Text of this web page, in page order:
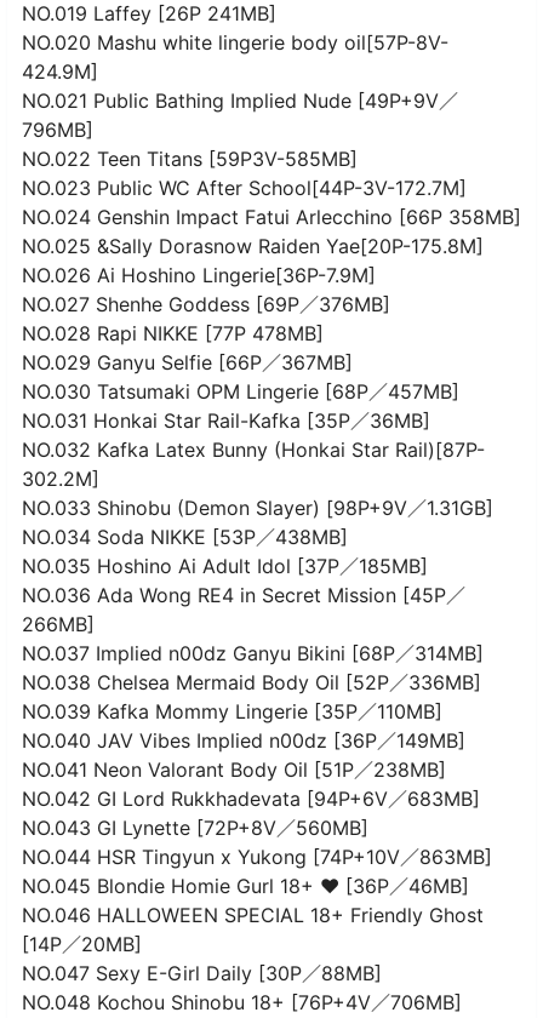
NO.019 Laffey [26P 241MB]
NO.020 Mashu white lingerie body oil[57P-8V-
424.9M]
NO.021 Public Bathing Implied Nude [49P+9V／
796MB]
NO.022 Teen Titans [59P3V-585MB]
NO.023 Public WC After School[44P-3V-172.7M]
NO.024 Genshin Impact Fatui Arlecchino [66P 358MB]
NO.025 &Sally Dorasnow Raiden Yae[20P-175.8M]
NO.026 Ai Hoshino Lingerie[36P-7.9M]
NO.027 Shenhe Goddess [69P／376MB]
NO.028 Rapi NIKKE [77P 478MB]
NO.029 Ganyu Selfie [66P／367MB]
NO.030 Tatsumaki OPM Lingerie [68P／457MB]
NO.031 Honkai Star Rail-Kafka [35P／36MB]
NO.032 Kafka Latex Bunny (Honkai Star Rail)[87P-
302.2M]
NO.033 Shinobu (Demon Slayer) [98P+9V／1.31GB]
NO.034 Soda NIKKE [53P／438MB]
NO.035 Hoshino Ai Adult Idol [37P／185MB]
NO.036 Ada Wong RE4 in Secret Mission [45P／
266MB]
NO.037 Implied n00dz Ganyu Bikini [68P／314MB]
NO.038 Chelsea Mermaid Body Oil [52P／336MB]
NO.039 Kafka Mommy Lingerie [35P／110MB]
NO.040 JAV Vibes Implied n00dz [36P／149MB]
NO.041 Neon Valorant Body Oil [51P／238MB]
NO.042 GI Lord Rukkhadevata [94P+6V／683MB]
NO.043 GI Lynette [72P+8V／560MB]
NO.044 HSR Tingyun x Yukong [74P+10V／863MB]
NO.045 Blondie Homie Gurl 18+ ❤ [36P／46MB]
NO.046 HALLOWEEN SPECIAL 18+ Friendly Ghost
[14P／20MB]
NO.047 Sexy E-Girl Daily [30P／88MB]
NO.048 Kochou Shinobu 18+ [76P+4V／706MB]